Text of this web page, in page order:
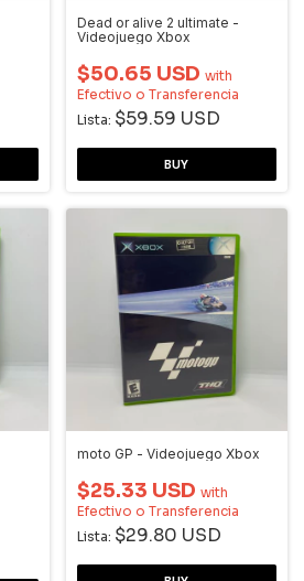
Dead or alive 2 ultimate -
Videojuego Xbox
$50.65 USD with
Efectivo o Transferencia
Lista: $59.59 USD
moto GP - Videojuego Xbox
$25.33 USD with
Efectivo o Transferencia
Lista: $29.80 USD